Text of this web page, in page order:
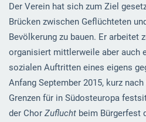
Der Verein hat sich zum Ziel
Brücken zwischen Geflüchteten
Bevölkerung zu bauen. Er arbeitet
organisiert mittlerweile aber auch
sozialen Auftritten eines eigens
Anfang September 2015, kurz
Grenzen für in Südosteuropa
der Chor Zufluchtbeim Bürgerfest